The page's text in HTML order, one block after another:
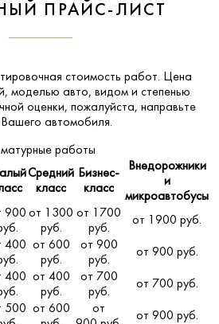
ПРАЙС-ЛИСТ
стоимость работ. Цена
моделью авто, видом и степенью
оценки, пожалуйста, направьте
автомобиля.
работы
Средний
класс
Бизнес-
класс
Внедорожники
и
микроавтобусы
900 от 1300
руб.
от 1700
руб.
от 1900 руб.
400 от 600
руб.
от 900
руб.
от 900 руб.
400 от 400
руб.
от 700
руб.
от 700 руб.
500 от 600
от
от 900 руб.